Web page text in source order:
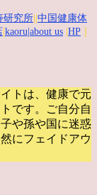
研究所 中国健康体
kaoru |about us HP
トは、健康で元
です。
ご自分自
や孫や国に迷惑
にフェイドアウ